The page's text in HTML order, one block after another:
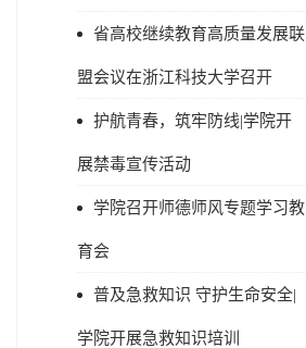
省高校继续教育高质量发展联
盟会议在浙江科技大学召开
护航青春，筑牢防线|学院开
展禁毒宣传活动
学院召开师德师风专题学习教
育会
普及急救知识 守护生命安全|
学院开展急救知识培训